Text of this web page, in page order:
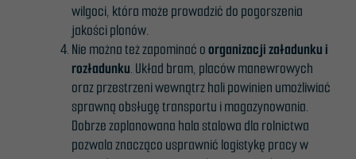
wilgoci, która może prowadzić do pogorszenia
jakości plonów.
Nie można też zapominać oorganizacji załadunku i
rozładunku. Układ bram, placów manewrowych
oraz przestrzeni wewnątrz hali powinien umożliwiać
sprawną obsługę transportu i magazynowania.
Dobrze zaplanowana hala stalowa dla rolnictwa
pozwala znacząco usprawnić logistykę pracy w